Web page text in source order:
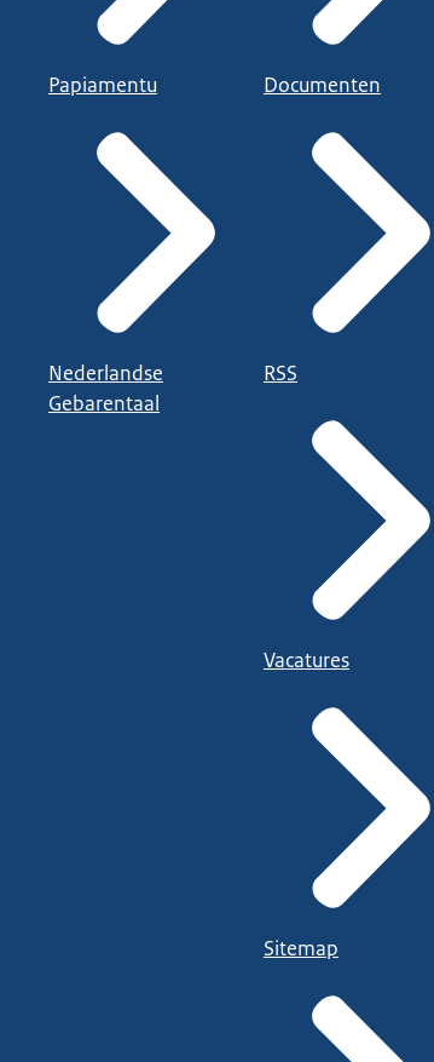
Papiamentu
Nederlandse
Gebarentaal
Documenten
RSS
Vacatures
Sitemap